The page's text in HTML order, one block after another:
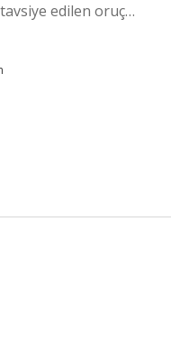
edilen oruç…